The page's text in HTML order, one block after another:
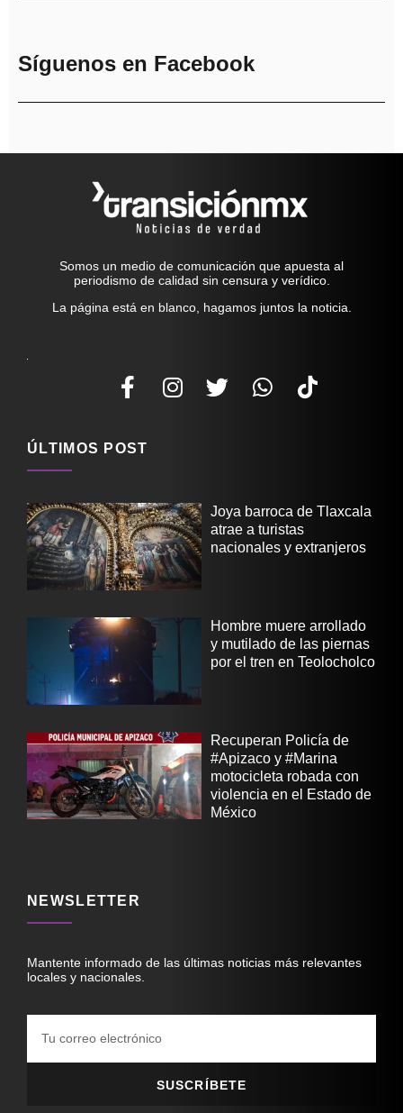
Síguenos en Facebook
Somos un medio de comunicación que apuesta al
periodismo de calidad sin censura y verídico.
La página está en blanco, hagamos juntos la noticia.
ÚLTIMOS POST
Joya barroca de Tlaxcala
atrae a turistas
nacionales y extranjeros
Hombre muere arrollado
y mutilado de las piernas
por el tren en Teolocholco
Recuperan Policía de
#Apizaco y #Marina
motocicleta robada con
violencia en el Estado de
México
NEWSLETTER
Mantente informado de las últimas noticias más relevantes
locales y nacionales.
SUSCRÍBETE